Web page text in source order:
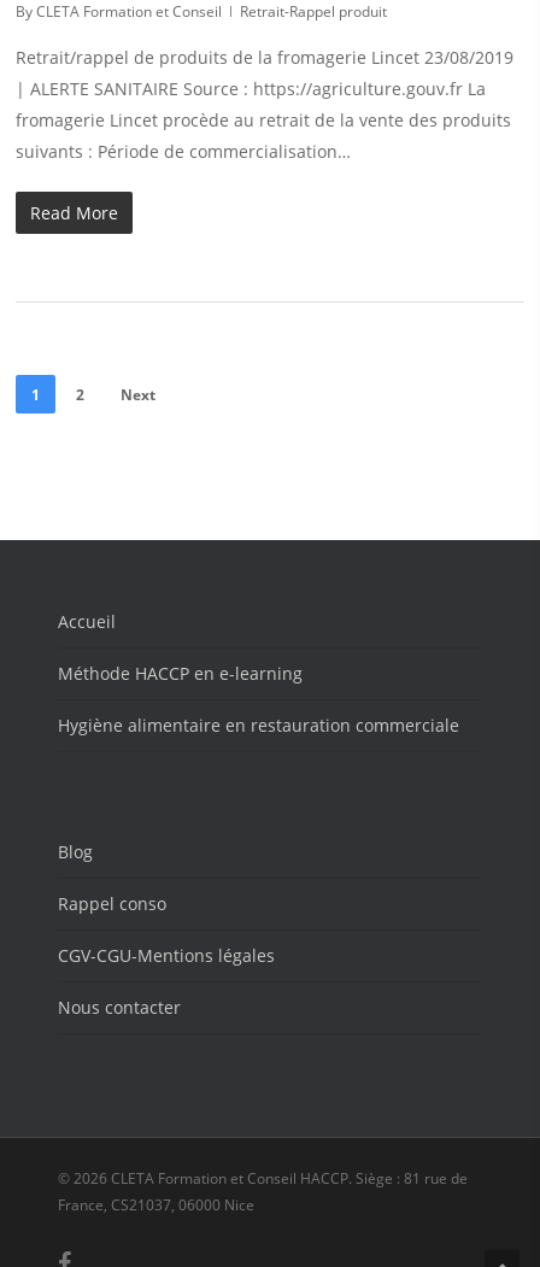
By CLETA Formation et Conseil Retrait-Rappel produit
Retrait/rappel de produits de la fromagerie Lincet 23/08/2019
| ALERTE SANITAIRE Source : https://agriculture.gouv.fr La
fromagerie Lincet procède au retrait de la vente des produits
suivants : Période de commercialisation…
Read More
1 2 Next
Accueil
Méthode HACCP en e-learning
Hygiène alimentaire en restauration commerciale
Blog
Rappel conso
CGV-CGU-Mentions légales
Nous contacter
© 2026 CLETA Formation et Conseil HACCP. Siège : 81 rue de
France, CS21037, 06000 Nice
facebook